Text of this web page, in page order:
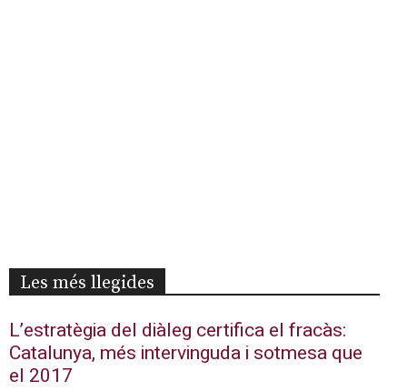
Les més llegides
L’estratègia del diàleg certifica el fracàs:
Catalunya, més intervinguda i sotmesa que
el 2017